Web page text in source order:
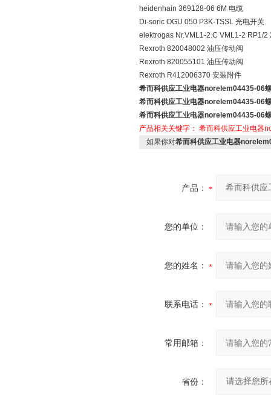
heidenhain 369128-06 6M 电缆
Di-soric OGU 050 P3K-TSSL 光电开关
elektrogas Nr.VML1-2.C VML1-2 RP1/2
Rexroth 820048002 油压传动阀
Rexroth 820055101 油压传动阀
Rexroth R412006370 安装附件
希而科供应工业电器norelem04435-06
希而科供应工业电器norelem04435-06
希而科供应工业电器norelem04435-06
产品相关关键字： 希而科供应工业电器
如果你对希而科供应工业电器
产品：
您的单位：
您的姓名：
联系电话：
常用邮箱：
省份：